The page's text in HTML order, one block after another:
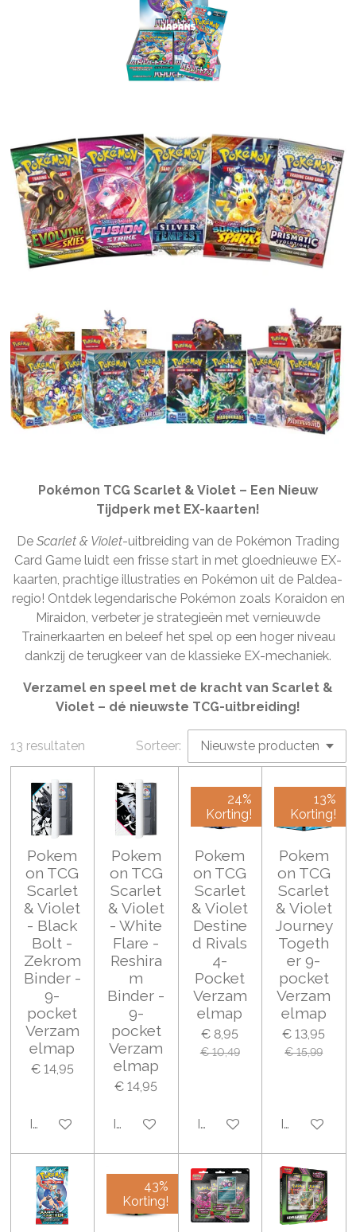
Pokémon TCG Scarlet & Violet – Een Nieuw
Tijdperk met EX-kaarten!
De Scarlet & Violet-uitbreiding van de Pokémon Trading
Card Game luidt een frisse start in met gloednieuwe EX-
kaarten, prachtige illustraties en Pokémon uit de Paldea-
regio! Ontdek legendarische Pokémon zoals Koraidon en
Miraidon, verbeter je strategieën met vernieuwde
Trainerkaarten en beleef het spel op een hoger niveau
dankzij de terugkeer van de klassieke EX-mechaniek.
Verzamel en speel met de kracht van Scarlet &
Violet – dé nieuwste TCG-uitbreiding!
13 resultaten Sorteer:
Pokem
on TCG
Scarlet
& Violet
- Black
Bolt -
Zekrom
Binder -
9-
pocket
Verzam
elmap
€ 14,95
In winkelwagen
Pokem
on TCG
Scarlet
& Violet
- White
Flare -
Reshira
m
Binder -
9-
pocket
Verzam
elmap
€ 14,95
In winkelwagen
24%
Korting!
Pokem
on TCG
Scarlet
& Violet
Destine
d Rivals
4-
Pocket
Verzam
elmap
€ 8,95
€ 10,49
In winkelwagen
13%
Korting!
Pokem
on TCG
Scarlet
& Violet
Journey
Togeth
er 9-
pocket
Verzam
elmap
€ 13,95
€ 15,99
In
43%
Korting!